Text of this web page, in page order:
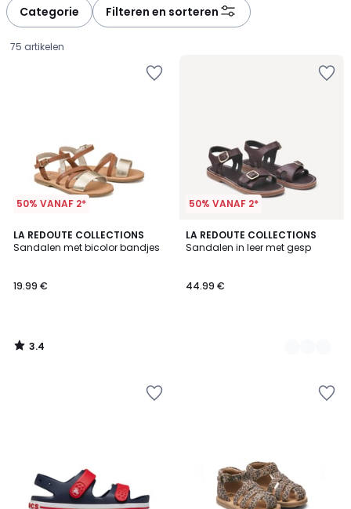
Categorie Filteren en sorteren
75 artikelen
50% VANAF 2*
LA REDOUTE COLLECTIONS
Sandalen met bicolor bandjes
€.
19.99 €
3.4
/ 5
3.4
/
50% VANAF 2*
LA REDOUTE COLLECTIONS
Sandalen in leer met gesp
44.99 €
2
Kleuren